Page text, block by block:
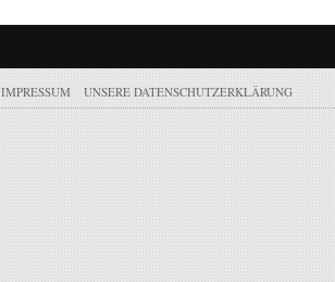
IMPRESSUM UNSERE DATENSCHUTZERKLÄRUNG